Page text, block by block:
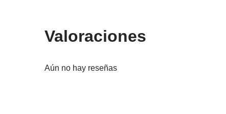
Valoraciones
Aún no hay reseñas